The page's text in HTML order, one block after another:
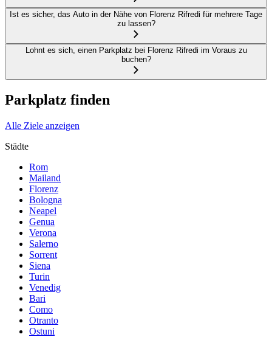
Ist es sicher, das Auto in der Nähe von Florenz Rifredi für mehrere Tage
zu lassen?
Lohnt es sich, einen Parkplatz bei Florenz Rifredi im Voraus zu
buchen?
Parkplatz finden
Alle Ziele anzeigen
Städte
Rom
Mailand
Florenz
Bologna
Neapel
Genua
Verona
Salerno
Sorrent
Siena
Turin
Venedig
Bari
Como
Otranto
Ostuni